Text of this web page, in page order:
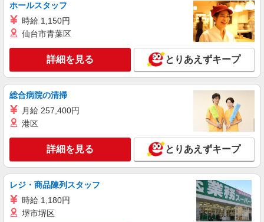
ホールスタッフ
時給 1,150円
仙台市青葉区
詳細を見る とりあえずキープ
総合病院の清掃
月給 257,400円
港区
詳細を見る とりあえずキープ
レジ・商品陳列スタッフ
時給 1,180円
堺市堺区